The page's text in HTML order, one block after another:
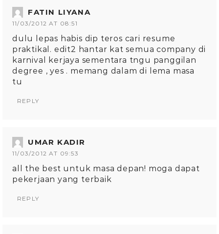
FATIN LIYANA
11/03/2012 AT 08:51
dulu lepas habis dip teros cari resume
praktikal. edit2 hantar kat semua company di
karnival kerjaya sementara tngu panggilan
degree , yes . memang dalam di lema masa
tu
REPLY
UMAR KADIR
11/03/2012 AT 09:53
all the best untuk masa depan! moga dapat
pekerjaan yang terbaik
REPLY